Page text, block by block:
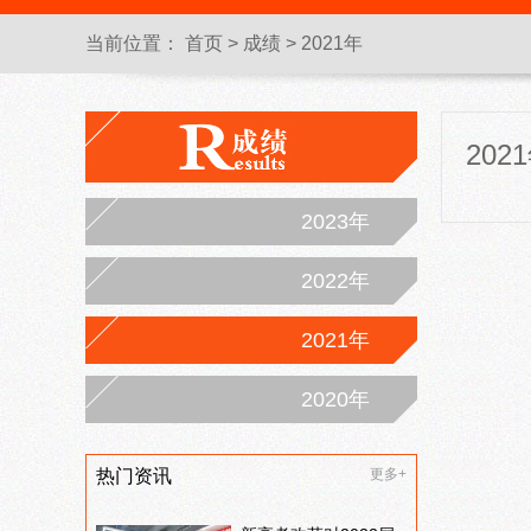
当前位置： 首页 > 成绩 > 2021年
2023年
2022年
2021年
2020年
热门资讯 更多+